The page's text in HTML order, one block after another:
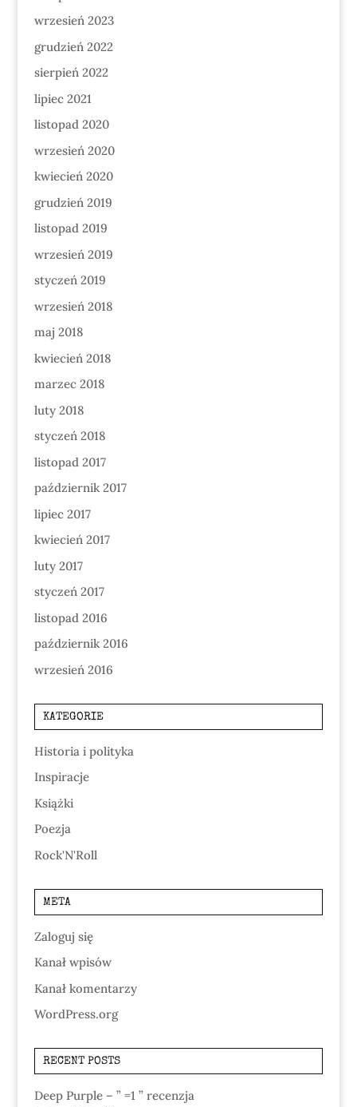
wrzesień 2023
grudzień 2022
sierpień 2022
lipiec 2021
listopad 2020
wrzesień 2020
kwiecień 2020
grudzień 2019
listopad 2019
wrzesień 2019
styczeń 2019
wrzesień 2018
maj 2018
kwiecień 2018
marzec 2018
luty 2018
styczeń 2018
listopad 2017
październik 2017
lipiec 2017
kwiecień 2017
luty 2017
styczeń 2017
listopad 2016
październik 2016
wrzesień 2016
KATEGORIE
Historia i polityka
Inspiracje
Książki
Poezja
Rock'N'Roll
META
Zaloguj się
Kanał wpisów
Kanał komentarzy
WordPress.org
RECENT POSTS
Deep Purple – ” =1 ” recenzja